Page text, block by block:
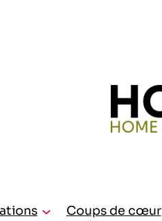
Coups de cœur